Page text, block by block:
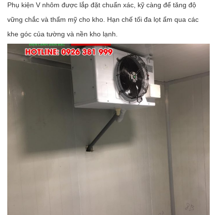
Phụ kiện V nhôm được lắp đặt chuẩn xác, kỹ càng để tăng độ
vững chắc và thẩm mỹ cho kho. Hạn chế tối đa lọt ẩm qua các
khe góc của tường và nền kho lạnh.